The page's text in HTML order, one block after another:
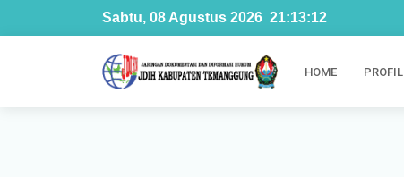
Sabtu, 08 Agustus 2026 21:13:13
HOME PROFIL